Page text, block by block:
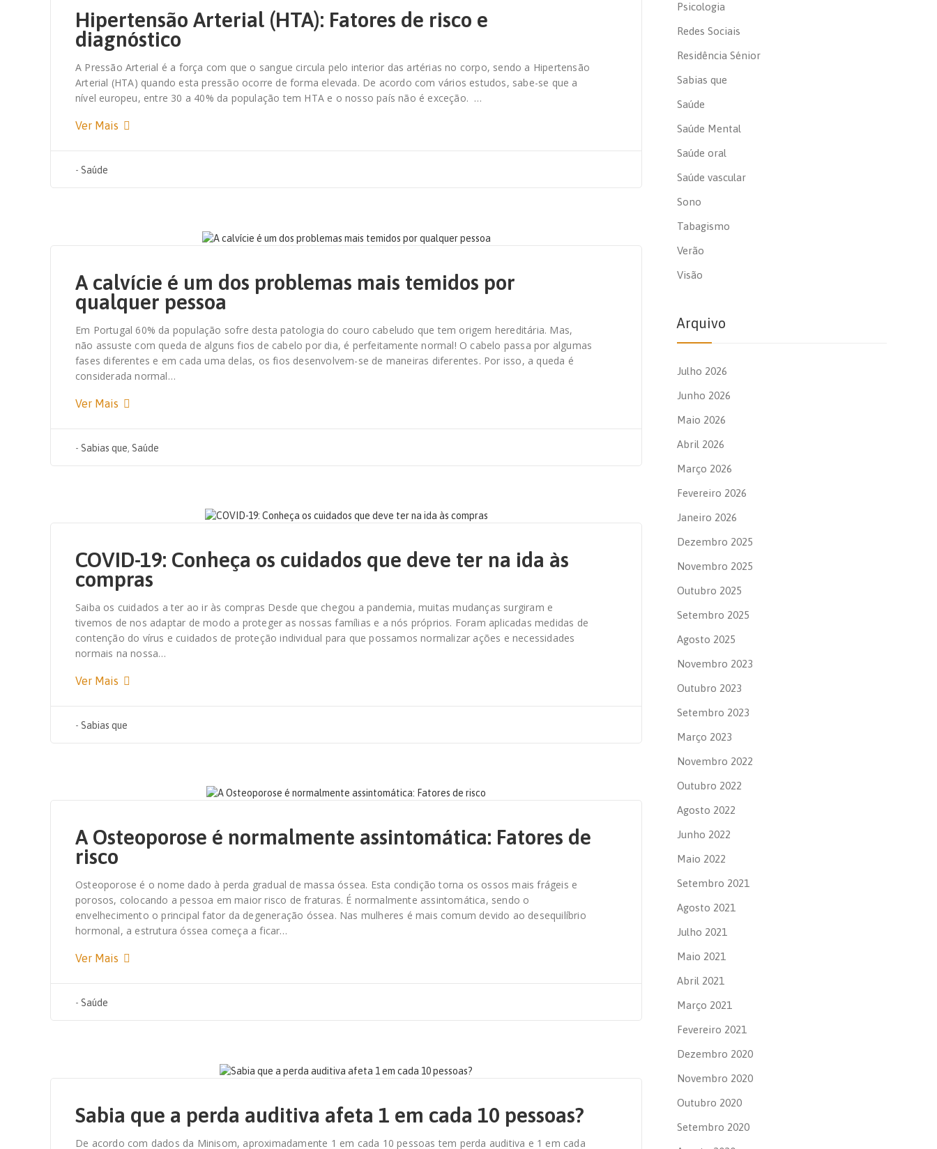
Hipertensão Arterial (HTA): Fatores de risco e
diagnóstico
A Pressão Arterial é a força com que o sangue circula pelo interior das artérias no corpo, sendo a Hipertensão
Arterial (HTA) quando esta pressão ocorre de forma elevada. De acordo com vários estudos, sabe-se que a
nível europeu, entre 30 a 40% da população tem HTA e o nosso país não é exceção. …
Ver Mais
- Saúde
A calvície é um dos problemas mais temidos por
qualquer pessoa
Em Portugal 60% da população sofre desta patologia do couro cabeludo que tem origem hereditária. Mas,
não assuste com queda de alguns fios de cabelo por dia, é perfeitamente normal! O cabelo passa por algumas
fases diferentes e em cada uma delas, os fios desenvolvem-se de maneiras diferentes. Por isso, a queda é
considerada normal…
Ver Mais
- Sabias que, Saúde
COVID-19: Conheça os cuidados que deve ter na ida às
compras
Saiba os cuidados a ter ao ir às compras Desde que chegou a pandemia, muitas mudanças surgiram e
tivemos de nos adaptar de modo a proteger as nossas famílias e a nós próprios. Foram aplicadas medidas de
contenção do vírus e cuidados de proteção individual para que possamos normalizar ações e necessidades
normais na nossa…
Ver Mais
- Sabias que
A Osteoporose é normalmente assintomática: Fatores de
risco
Osteoporose é o nome dado à perda gradual de massa óssea. Esta condição torna os ossos mais frágeis e
porosos, colocando a pessoa em maior risco de fraturas. É normalmente assintomática, sendo o
envelhecimento o principal fator da degeneração óssea. Nas mulheres é mais comum devido ao desequilíbrio
hormonal, a estrutura óssea começa a ficar…
Ver Mais
- Saúde
Sabia que a perda auditiva afeta 1 em cada 10 pessoas?
De acordo com dados da Minisom, aproximadamente 1 em cada 10 pessoas tem perda auditiva e 1 em cada
Psicologia
Redes Sociais
Residência Sénior
Sabias que
Saúde
Saúde Mental
Saúde oral
Saúde vascular
Sono
Tabagismo
Verão
Visão
Arquivo
Julho 2026
Junho 2026
Maio 2026
Abril 2026
Março 2026
Fevereiro 2026
Janeiro 2026
Dezembro 2025
Novembro 2025
Outubro 2025
Setembro 2025
Agosto 2025
Novembro 2023
Outubro 2023
Setembro 2023
Março 2023
Novembro 2022
Outubro 2022
Agosto 2022
Junho 2022
Maio 2022
Setembro 2021
Agosto 2021
Julho 2021
Maio 2021
Abril 2021
Março 2021
Fevereiro 2021
Dezembro 2020
Novembro 2020
Outubro 2020
Setembro 2020